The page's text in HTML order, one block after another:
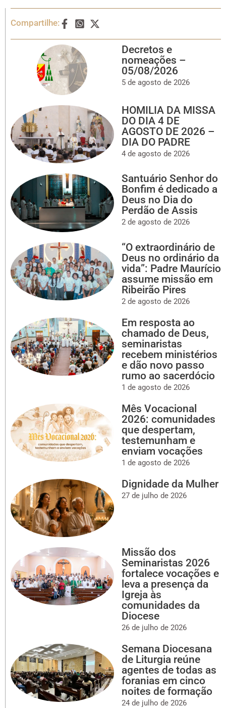
Compartilhe:
Decretos e
nomeações –
05/08/2026
5 de agosto de 2026
HOMILIA DA MISSA
DO DIA 4 DE
AGOSTO DE 2026 –
DIA DO PADRE
4 de agosto de 2026
Santuário Senhor do
Bonfim é dedicado a
Deus no Dia do
Perdão de Assis
2 de agosto de 2026
“O extraordinário de
Deus no ordinário da
vida”: Padre Maurício
assume missão em
Ribeirão Pires
2 de agosto de 2026
Em resposta ao
chamado de Deus,
seminaristas
recebem ministérios
e dão novo passo
rumo ao sacerdócio
1 de agosto de 2026
Mês Vocacional
2026: comunidades
que despertam,
testemunham e
enviam vocações
1 de agosto de 2026
Dignidade da Mulher
27 de julho de 2026
Missão dos
Seminaristas 2026
fortalece vocações e
leva a presença da
Igreja às
comunidades da
Diocese
26 de julho de 2026
Semana Diocesana
de Liturgia reúne
agentes de todas as
foranias em cinco
noites de formação
24 de julho de 2026